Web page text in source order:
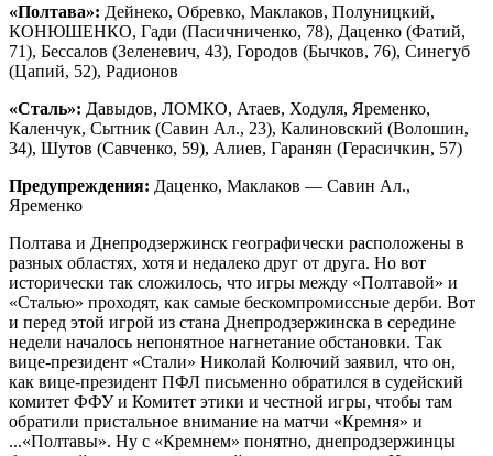
«Полтава»: Дейнеко, Обревко, Маклаков, Полуницкий,
КОНЮШЕНКО, Гади (Пасичниченко, 78), Даценко (Фатий,
71), Бессалов (Зеленевич, 43), Городов (Бычков, 76), Синегуб
(Цапий, 52), Радионов
«Сталь»: Давыдов, ЛОМКО, Атаев, Ходуля, Яременко,
Каленчук, Сытник (Савин Ал., 23), Калиновский (Волошин,
34), Шутов (Савченко, 59), Алиев, Гаранян (Герасичкин, 57)
Предупреждения: Даценко, Маклаков — Савин Ал.,
Яременко
Полтава и Днепродзержинск географически расположены в
разных областях, хотя и недалеко друг от друга. Но вот
исторически так сложилось, что игры между «Полтавой» и
«Сталью» проходят, как самые бескомпромиссные дерби. Вот
и перед этой игрой из стана Днепродзержинска в середине
недели началось непонятное нагнетание обстановки. Так
вице-президент «Стали» Николай Колючий заявил, что он,
как вице-президент ПФЛ письменно обратился в судейский
комитет ФФУ и Комитет этики и честной игры, чтобы там
обратили пристальное внимание на матчи «Кремня» и
...«Полтавы». Ну с «Кремнем» понятно, днепродзержинцы